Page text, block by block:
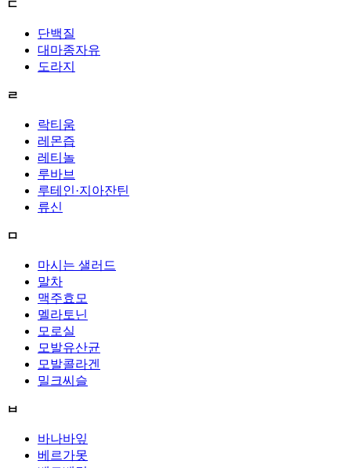
ㄷ
단백질
대마종자유
도라지
ㄹ
락티움
레몬즙
레티놀
루바브
루테인·지아잔틴
류신
ㅁ
마시는 샐러드
말차
맥주효모
멜라토닌
모로실
모발유산균
모발콜라겐
밀크씨슬
ㅂ
바나바잎
베르가못